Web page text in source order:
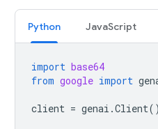
Python JavaScript
import base64
from google import
client = genai .Client()